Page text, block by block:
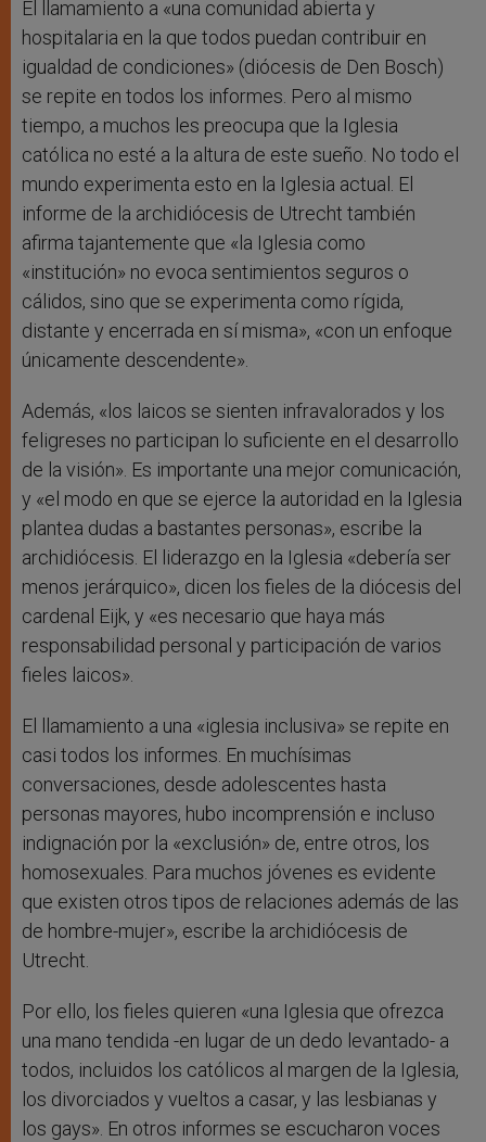
El llamamiento a «una comunidad abierta y
hospitalaria en la que todos puedan contribuir en
igualdad de condiciones» (diócesis de Den Bosch)
se repite en todos los informes. Pero al mismo
tiempo, a muchos les preocupa que la Iglesia
católica no esté a la altura de este sueño. No todo el
mundo experimenta esto en la Iglesia actual. El
informe de la archidiócesis de Utrecht también
afirma tajantemente que «la Iglesia como
«institución» no evoca sentimientos seguros o
cálidos, sino que se experimenta como rígida,
distante y encerrada en sí misma», «con un enfoque
únicamente descendente».
Además, «los laicos se sienten infravalorados y los
feligreses no participan lo suficiente en el desarrollo
de la visión». Es importante una mejor comunicación,
y «el modo en que se ejerce la autoridad en la Iglesia
plantea dudas a bastantes personas», escribe la
archidiócesis. El liderazgo en la Iglesia «debería ser
menos jerárquico», dicen los fieles de la diócesis del
cardenal Eijk, y «es necesario que haya más
responsabilidad personal y participación de varios
fieles laicos».
El llamamiento a una «iglesia inclusiva» se repite en
casi todos los informes. En muchísimas
conversaciones, desde adolescentes hasta
personas mayores, hubo incomprensión e incluso
indignación por la «exclusión» de, entre otros, los
homosexuales. Para muchos jóvenes es evidente
que existen otros tipos de relaciones además de las
de hombre-mujer», escribe la archidiócesis de
Utrecht.
Por ello, los fieles quieren «una Iglesia que ofrezca
una mano tendida -en lugar de un dedo levantado- a
todos, incluidos los católicos al margen de la Iglesia,
los divorciados y vueltos a casar, y las lesbianas y
los gays». En otros informes se escucharon voces